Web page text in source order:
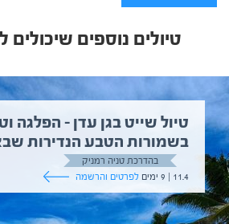
טיולים נוספים שיכולים
טיול שייט בגן עדן – הפלגה
בשמורות הטבע הנדירות
בהדרכת טניה רמניק
11.4 | 9 ימים
לפרטים והרשמה